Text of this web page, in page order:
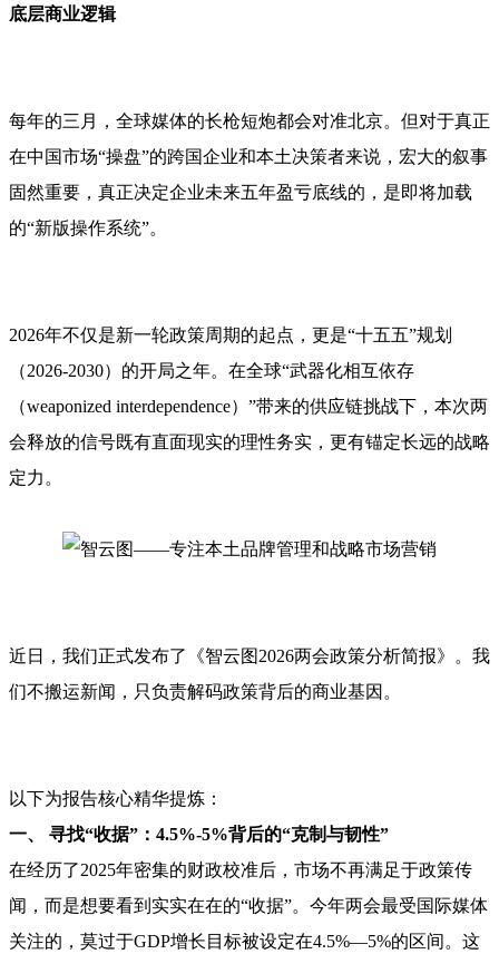
底层商业逻辑
每年的三月，全球媒体的长枪短炮都会对准北京。但对于真正
在中国市场“操盘”的跨国企业和本土决策者来说，宏大的叙事
固然重要，真正决定企业未来五年盈亏底线的，是即将加载
的“新版操作系统”。
2026年不仅是新一轮政策周期的起点，更是“十五五”规划
（2026-2030）的开局之年。在全球“武器化相互依存
（weaponized interdependence）”带来的供应链挑战下，本次两
会释放的信号既有直面现实的理性务实，更有锚定长远的战略
定力。
近日，我们正式发布了《智云图2026两会政策分析简报》。我
们不搬运新闻，只负责解码政策背后的商业基因。
以下为报告核心精华提炼：
一、 寻找“收据”：4.5%-5%背后的“克制与韧性”
在经历了2025年密集的财政校准后，市场不再满足于政策传
闻，而是想要看到实实在在的“收据”。今年两会最受国际媒体
关注的，莫过于GDP增长目标被设定在4.5%—5%的区间。这